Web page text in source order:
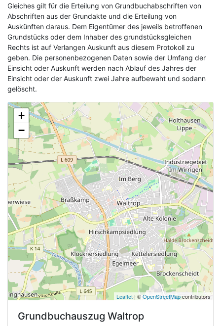
Gleiches gilt für die Erteilung von Grundbuchabschriften von
Abschriften aus der Grundakte und die Erteilung von
Auskünften daraus. Dem Eigentümer des jeweils betroffenen
Grundstücks oder dem Inhaber des grundstücksgleichen
Rechts ist auf Verlangen Auskunft aus diesem Protokoll zu
geben. Die personenbezogenen Daten sowie der Umfang der
Einsicht oder Auskunft werden nach Ablauf des Jahres der
Einsicht oder der Auskunft zwei Jahre aufbewaht und sodann
gelöscht.
+
−
Leaflet | ©OpenStreetMapcontributors
Grundbuchauszug Waltrop